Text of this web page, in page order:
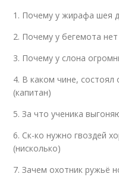
1. Почему у жирафа шея
2. Почему у бегемота
3. Почему у слона
4. В каком чине, состоял
(капитан)
5. За что ученика
6. Ск-ко нужно гвоздей
(нисколько)
7. Зачем охотник ружьё